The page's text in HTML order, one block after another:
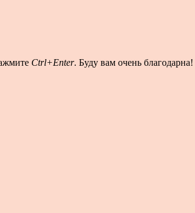
Ctrl+Enter. Буду вам очень благодарна!